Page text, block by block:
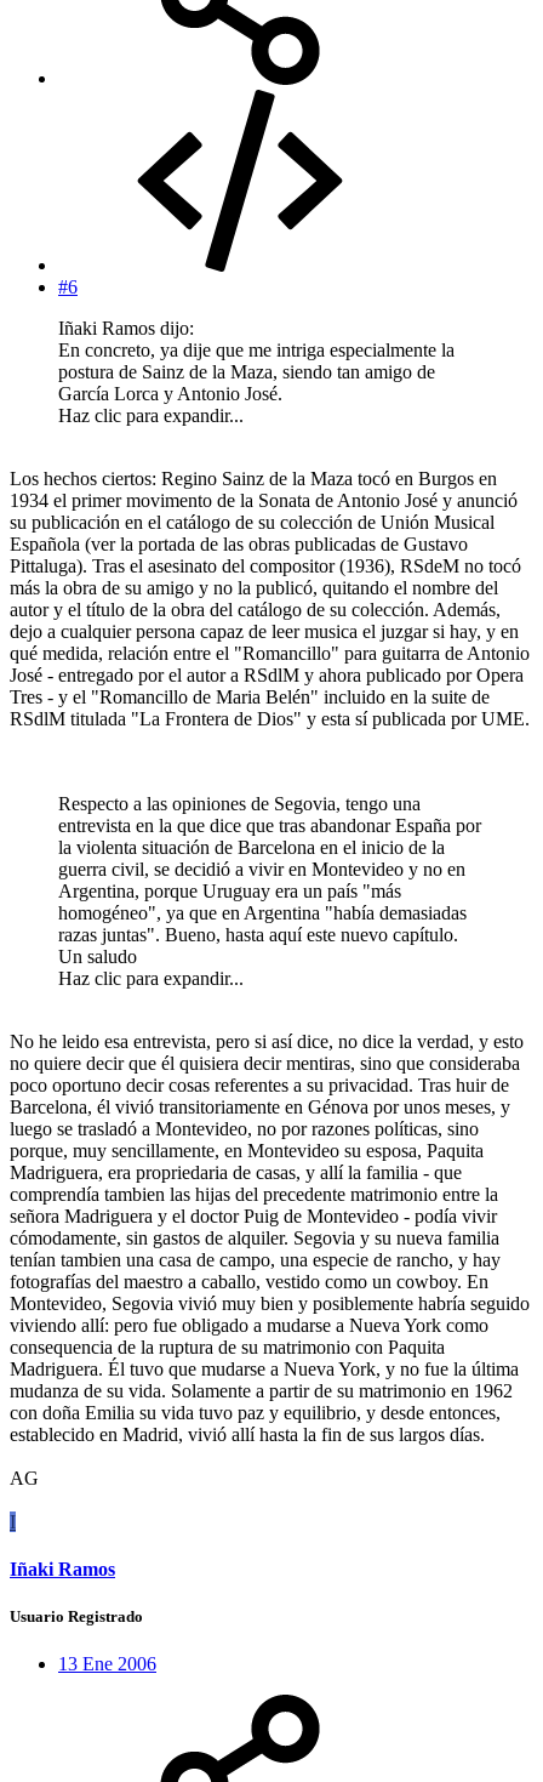
#6
Iñaki Ramos dijo:
En concreto, ya dije que me intriga especialmente la
postura de Sainz de la Maza, siendo tan amigo de
García Lorca y Antonio José.
Haz clic para expandir...
Los hechos ciertos: Regino Sainz de la Maza tocó en Burgos en
1934 el primer movimento de la Sonata de Antonio José y anunció
su publicación en el catálogo de su colección de Unión Musical
Española (ver la portada de las obras publicadas de Gustavo
Pittaluga). Tras el asesinato del compositor (1936), RSdeM no tocó
más la obra de su amigo y no la publicó, quitando el nombre del
autor y el título de la obra del catálogo de su colección. Además,
dejo a cualquier persona capaz de leer musica el juzgar si hay, y en
qué medida, relación entre el "Romancillo" para guitarra de Antonio
José - entregado por el autor a RSdlM y ahora publicado por Opera
Tres - y el "Romancillo de Maria Belén" incluido en la suite de
RSdlM titulada "La Frontera de Dios" y esta sí publicada por UME.
Respecto a las opiniones de Segovia, tengo una
entrevista en la que dice que tras abandonar España por
la violenta situación de Barcelona en el inicio de la
guerra civil, se decidió a vivir en Montevideo y no en
Argentina, porque Uruguay era un país "más
homogéneo", ya que en Argentina "había demasiadas
razas juntas". Bueno, hasta aquí este nuevo capítulo.
Un saludo
Haz clic para expandir...
No he leido esa entrevista, pero si así dice, no dice la verdad, y esto
no quiere decir que él quisiera decir mentiras, sino que consideraba
poco oportuno decir cosas referentes a su privacidad. Tras huir de
Barcelona, él vivió transitoriamente en Génova por unos meses, y
luego se trasladó a Montevideo, no por razones políticas, sino
porque, muy sencillamente, en Montevideo su esposa, Paquita
Madriguera, era propriedaria de casas, y allí la familia - que
comprendía tambien las hijas del precedente matrimonio entre la
señora Madriguera y el doctor Puig de Montevideo - podía vivir
cómodamente, sin gastos de alquiler. Segovia y su nueva familia
tenían tambien una casa de campo, una especie de rancho, y hay
fotografías del maestro a caballo, vestido como un cowboy. En
Montevideo, Segovia vivió muy bien y posiblemente habría seguido
viviendo allí: pero fue obligado a mudarse a Nueva York como
consequencia de la ruptura de su matrimonio con Paquita
Madriguera. Él tuvo que mudarse a Nueva York, y no fue la última
mudanza de su vida. Solamente a partir de su matrimonio en 1962
con doña Emilia su vida tuvo paz y equilibrio, y desde entonces,
establecido en Madrid, vivió allí hasta la fin de sus largos días.
AG
I
Iñaki Ramos
Usuario Registrado
13 Ene 2006